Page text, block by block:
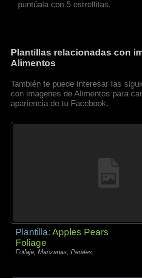
puntúala con 5 estrellitas.
Plantillas relacionadas con
Alimentos
También te puede interesar las
con imagenes de Alimentos para
apariencia de tu Facebook.
Plantilla:Apples Pears
Foliage
Follaje, Manzanas, Perales,